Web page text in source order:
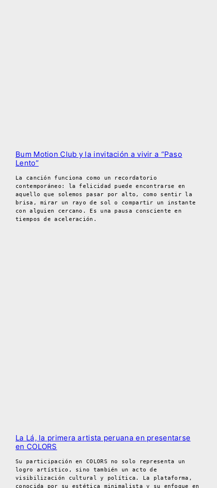
Bum Motion Club y la invitación a vivir a “Paso
Lento”
La canción funciona como un recordatorio
contemporáneo: la felicidad puede encontrarse en
aquello que solemos pasar por alto, como sentir la
brisa, mirar un rayo de sol o compartir un instante
con alguien cercano. Es una pausa consciente en
tiempos de aceleración.
La Lá, la primera artista peruana en presentarse
en COLORS
Su participación en COLORS no solo representa un
logro artístico, sino también un acto de
visibilización cultural y política. La plataforma,
conocida por su estética minimalista y su enfoque en